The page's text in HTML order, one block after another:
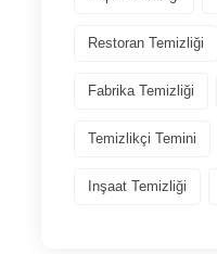
Restoran Temizliği
Fabrika Temizliği
Temizlikçi Temini
Inşaat Temizliği